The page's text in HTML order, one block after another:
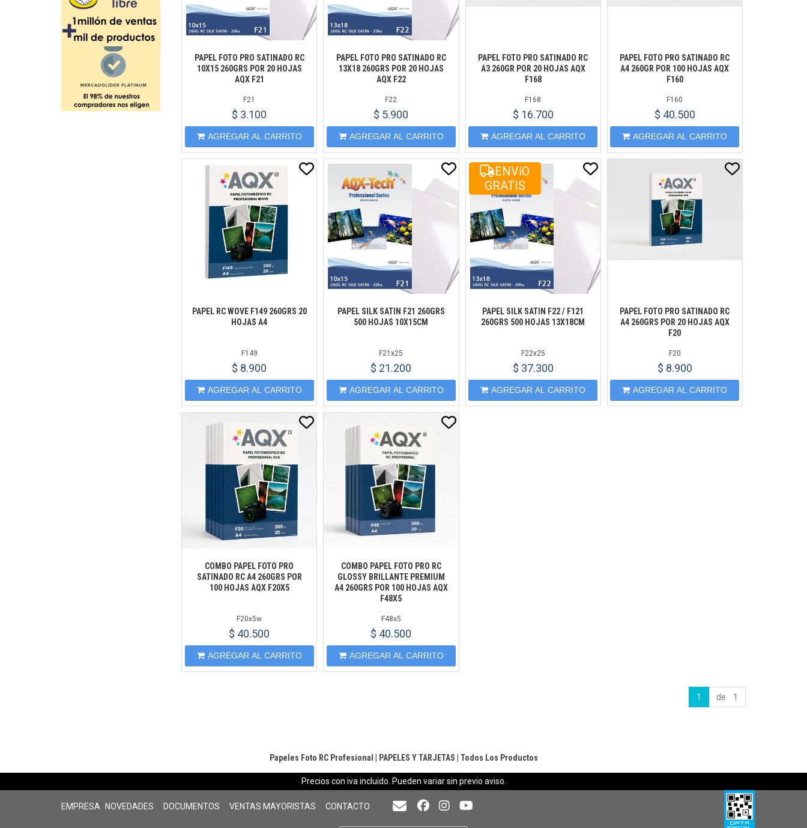
PAPEL FOTO PRO SATINADO RC
10X15 260GRS POR 20 HOJAS
AQX F21
F21
$ 3.100
AGREGAR AL CARRITO
PAPEL FOTO PRO SATINADO RC
13X18 260GRS POR 20 HOJAS
AQX F22
F22
$ 5.900
AGREGAR AL CARRITO
PAPEL FOTO PRO SATINADO RC
A3 260GR POR 20 HOJAS AQX
F168
F168
$ 16.700
AGREGAR AL CARRITO
PAPEL FOTO PRO SATINADO RC
A4 260GR POR 100 HOJAS AQX
F160
F160
$ 40.500
AGREGAR AL CARRITO
PAPEL RC WOVE F149 260GRS 20
HOJAS A4
F149
$ 8.900
AGREGAR AL CARRITO
PAPEL SILK SATIN F21 260GRS
500 HOJAS 10X15CM
F21x25
$ 21.200
AGREGAR AL CARRITO
ENVíO
GRATIS
PAPEL SILK SATIN F22 / F121
260GRS 500 HOJAS 13X18CM
F22x25
$ 37.300
AGREGAR AL CARRITO
PAPEL FOTO PRO SATINADO RC
A4 260GRS POR 20 HOJAS AQX
F20
F20
$ 8.900
AGREGAR AL CARRITO
COMBO PAPEL FOTO PRO
SATINADO RC A4 260GRS POR
100 HOJAS AQX F20X5
F20x5w
$ 40.500
AGREGAR AL CARRITO
COMBO PAPEL FOTO PRO RC
GLOSSY BRILLANTE PREMIUM
A4 260GRS POR 100 HOJAS AQX
F48X5
F48x5
$ 40.500
AGREGAR AL CARRITO
1 de 1
Papeles Foto RC Profesional PAPELES Y TARJETAS Todos Los Productos
Precios con iva incluido. Pueden variar sin previo aviso.
EMPRESA NOVEDADES DOCUMENTOS VENTAS MAYORISTAS CONTACTO